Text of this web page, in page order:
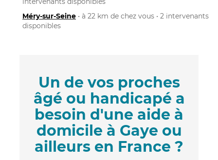
Méry-sur-Seine • à 22 km de chez vous • 2 intervenants
disponibles
Un de vos proches
âgé ou handicapé a
besoin d'une aide à
domicile à Gaye ou
ailleurs en France ?